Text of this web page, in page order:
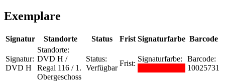
Exemplare
Signatur Standorte Status Frist Signaturfarbe Barcode
Signatur:
DVD H
Standorte:
DVD H /
Regal 116 / 1.
Obergeschoss
Status:
Verfügbar
Frist:
Signaturfarbe:
Barcode:
10025731